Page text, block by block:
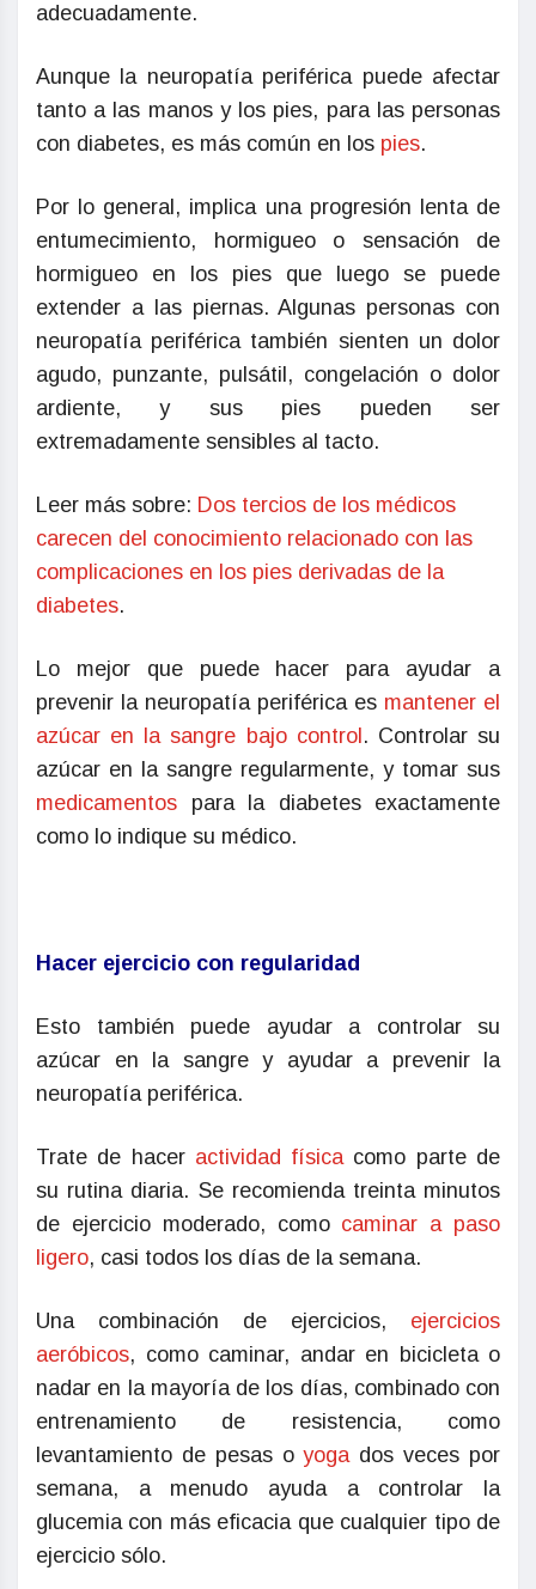
adecuadamente.
Aunque la neuropatía periférica puede afectar
tanto a las manos y los pies, para las personas
con diabetes, es más común en los pies.
Por lo general, implica una progresión lenta de
entumecimiento, hormigueo o sensación de
hormigueo en los pies que luego se puede
extender a las piernas. Algunas personas con
neuropatía periférica también sienten un dolor
agudo, punzante, pulsátil, congelación o dolor
ardiente, y sus pies pueden ser
extremadamente sensibles al tacto.
Leer más sobre: Dos tercios de los médicos
carecen del conocimiento relacionado con las
complicaciones en los pies derivadas de la
diabetes.
Lo mejor que puede hacer para ayudar a
prevenir la neuropatía periférica es mantener el
azúcar en la sangre bajo control . Controlar su
azúcar en la sangre regularmente, y tomar sus
medicamentos para la diabetes exactamente
como lo indique su médico.
Hacer ejercicio con regularidad
Esto también puede ayudar a controlar su
azúcar en la sangre y ayudar a prevenir la
neuropatía periférica.
Trate de hacer actividad físicacomo parte de
su rutina diaria. Se recomienda treinta minutos
de ejercicio moderado, como caminar a paso
ligero, casi todos los días de la semana.
Una combinación de ejercicios, ejercicios
aeróbicos, como caminar, andar en bicicleta o
nadar en la mayoría de los días, combinado con
entrenamiento de resistencia, como
levantamiento de pesas oyoga dos veces por
semana, a menudo ayuda a controlar la
glucemia con más eficacia que cualquier tipo de
ejercicio sólo.